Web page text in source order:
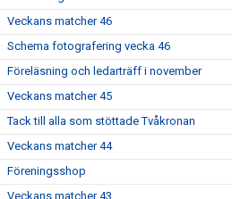
Veckans matcher 46
Schema fotografering vecka 46
Föreläsning och ledarträff i november
Veckans matcher 45
Tack till alla som stöttade Tvåkronan
Veckans matcher 44
Föreningsshop
Veckans matcher 43